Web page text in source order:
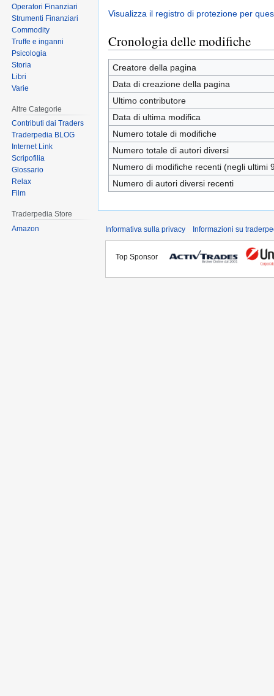
Visualizza il registro di protezione per
Cronologia delle modifiche
Creatore della pagina
Data di creazione della pagina
Ultimo contributore
Data di ultima modifica
Numero totale di modifiche
Numero totale di autori diversi
Numero di modifiche recenti (negli ultimi
Numero di autori diversi recenti
Operatori Finanziari
Strumenti Finanziari
Commodity
Truffe e inganni
Psicologia
Storia
Libri
Varie
Altre Categorie
Contributi dai Traders
Traderpedia BLOG
Internet Link
Scripofilia
Glossario
Relax
Film
Traderpedia Store
Amazon
Informativa sulla privacy Informazioni su
Top Sponsor